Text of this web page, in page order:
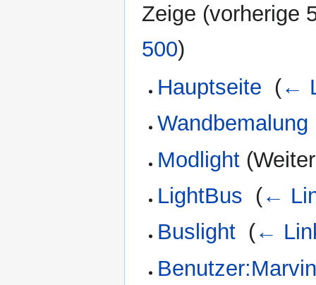
Zeige (vorherige
500)
Hauptseite (←
Wandbemalung
Modlight
LightBus (←
Buslight (←